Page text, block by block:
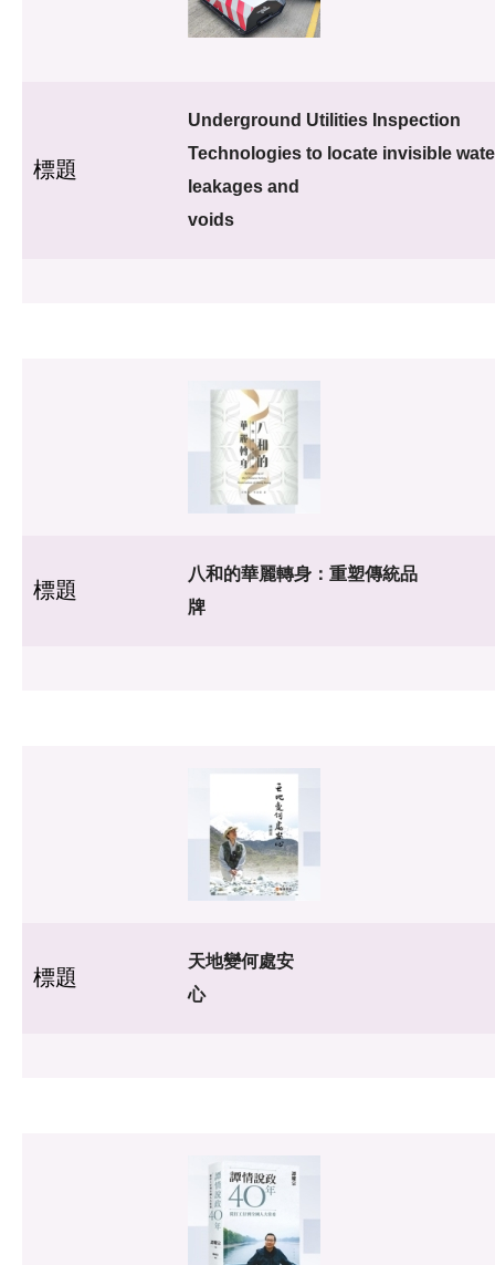
標題
Underground Utilities Inspection
Technologies to locate invisible
leakages and
voids
標題
八和的華麗轉身：重塑傳統品
牌
標題
天地變何處安
心